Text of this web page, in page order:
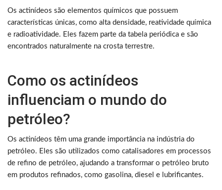
Os actinídeos são elementos químicos que possuem
características únicas, como alta densidade, reatividade química
e radioatividade. Eles fazem parte da tabela periódica e são
encontrados naturalmente na crosta terrestre.
Como os actinídeos
influenciam o mundo do
petróleo?
Os actinídeos têm uma grande importância na indústria do
petróleo. Eles são utilizados como catalisadores em processos
de refino de petróleo, ajudando a transformar o petróleo bruto
em produtos refinados, como gasolina, diesel e lubrificantes.